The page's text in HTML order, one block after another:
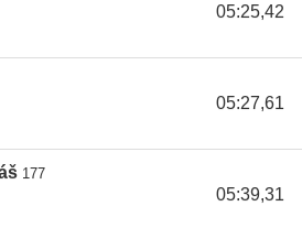
05:25,42
05:27,61
177
05:39,31